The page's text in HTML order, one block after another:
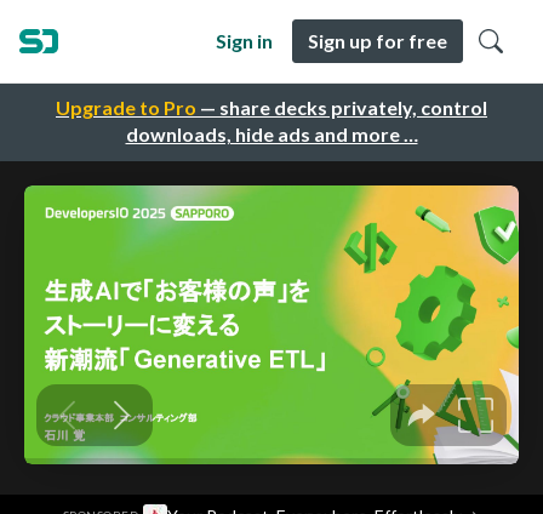
Upgrade to Pro — share decks privately, control
downloads, hide ads and more …
Sign in Sign up for free